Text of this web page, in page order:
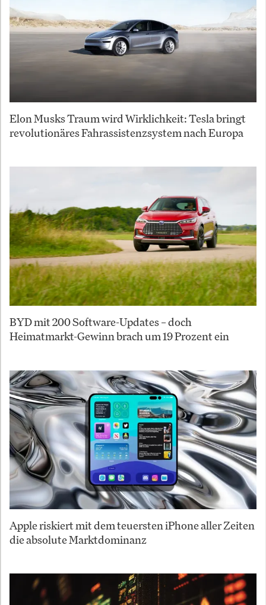
Elon Musks Traum wird Wirklichkeit: Tesla bringt
revolutionäres Fahrassistenzsystem nach Europa
BYD mit 200 Software-Updates – doch
Heimatmarkt-Gewinn brach um 19 Prozent ein
Apple riskiert mit dem teuersten iPhone aller Zeiten
die absolute Marktdominanz